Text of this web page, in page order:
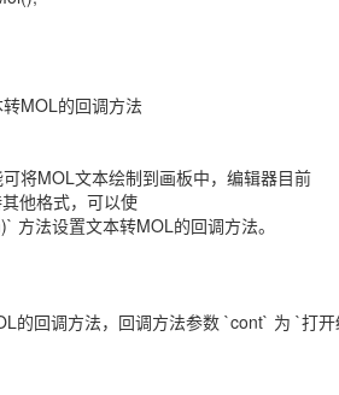
MOL的回调方法
将MOL文本绘制到画板中，编辑器目前
他格式，可以使
方法设置文本转MOL的回调方法。
的回调方法，回调方法参数 `cont` 为 `打